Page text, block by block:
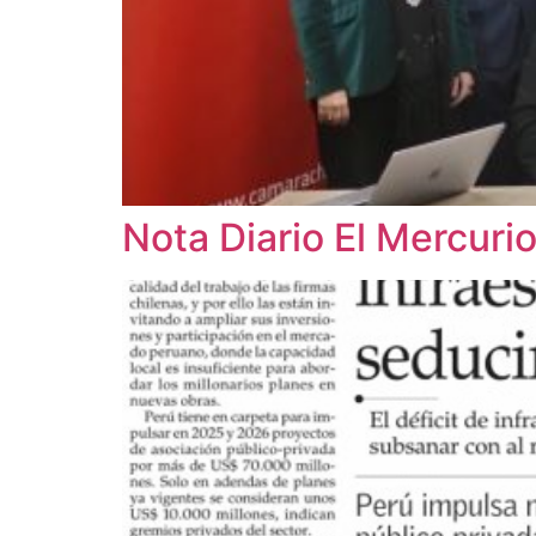
Nota Diario El Mercurio